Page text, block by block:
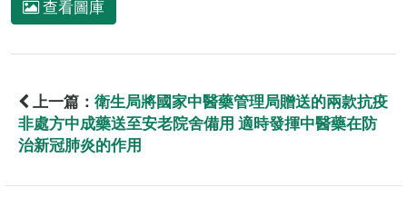
查看圖庫
上一篇： 衛生局將國家中醫藥管理局贈送的兩款抗疫
非處方中成藥送至安老院舍備用 適時發揮中醫藥在防
治新冠肺炎的作用